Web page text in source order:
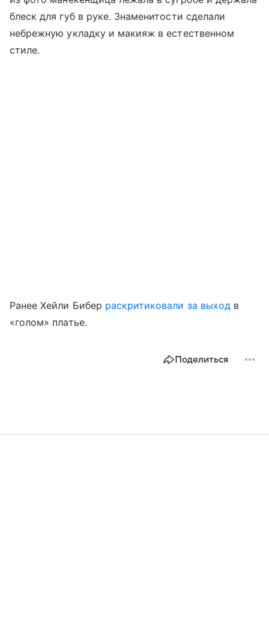
блеск для губ в руке. Знаменитости сделали
небрежную укладку и макияж в естественном
стиле.
Ранее Хейли Бибер раскритиковали за выходв
«голом» платье.
Поделиться